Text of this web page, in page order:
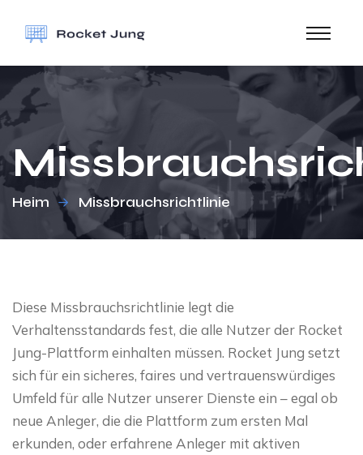
Heim Missbrauchsrichtlinie
Diese Missbrauchsrichtlinie legt die
Verhaltensstandards fest, die alle Nutzer der Rocket
Jung-Plattform einhalten müssen. Rocket Jung setzt
sich für ein sicheres, faires und vertrauenswürdiges
Umfeld für alle Nutzer unserer Dienste ein – egal ob
neue Anleger, die die Plattform zum ersten Mal
erkunden, oder erfahrene Anleger mit aktiven